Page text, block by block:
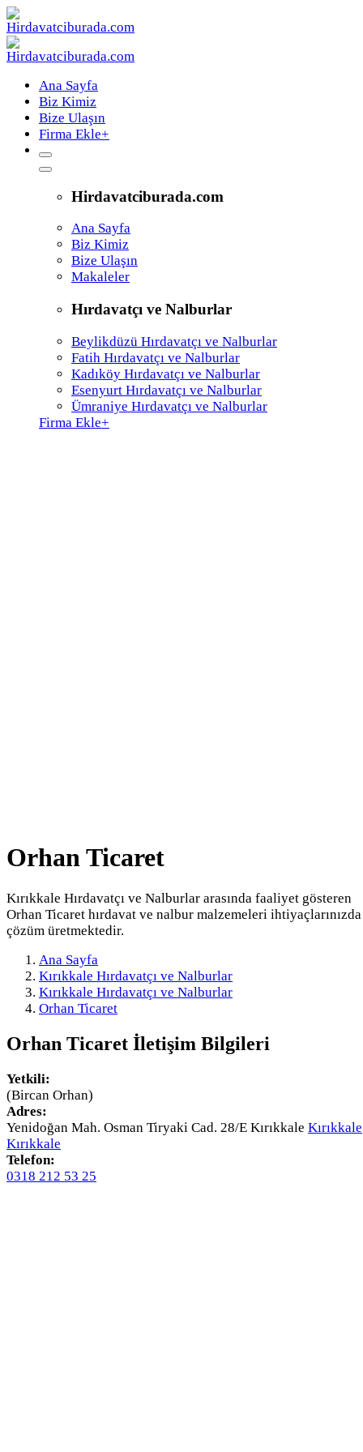
Ana Sayfa
Biz Kimiz
Bize Ulaşın
Firma Ekle+
Hirdavatciburada.com
Ana Sayfa
Biz Kimiz
Bize Ulaşın
Makaleler
Hırdavatçı ve Nalburlar
Beylikdüzü Hırdavatçı ve Nalburlar
Fatih Hırdavatçı ve Nalburlar
Kadıköy Hırdavatçı ve Nalburlar
Esenyurt Hırdavatçı ve Nalburlar
Ümraniye Hırdavatçı ve Nalburlar
Firma Ekle+
Orhan Ticaret
Kırıkkale Hırdavatçı ve Nalburlar arasında faaliyet gösteren
Orhan Ticaret hırdavat ve nalbur malzemeleri ihtiyaçlarınızda
çözüm üretmektedir.
Ana Sayfa
Kırıkkale Hırdavatçı ve Nalburlar
Kırıkkale Hırdavatçı ve Nalburlar
Orhan Ticaret
Orhan Ticaret İletişim Bilgileri
Yetkili:
(Bircan Orhan)
Adres:
Yenidoğan Mah. Osman Tiryaki Cad. 28/E Kırıkkale Kırıkkale
Kırıkkale
Telefon:
0318 212 53 25